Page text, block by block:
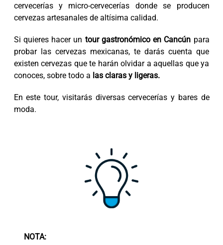
cervecerías y micro-cervecerías donde se producen
cervezas artesanales de altísima calidad.
Si quieres hacer un tour gastronómico en Cancún para
probar las cervezas mexicanas, te darás cuenta que
existen cervezas que te harán olvidar a aquellas que ya
conoces, sobre todo a las claras y ligeras.
En este tour, visitarás diversas cervecerías y bares de
moda.
NOTA: